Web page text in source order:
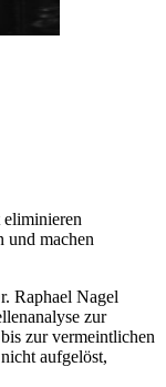
und machen
Raphael Nagel
zur
zur vermeintlichen
aufgelöst,